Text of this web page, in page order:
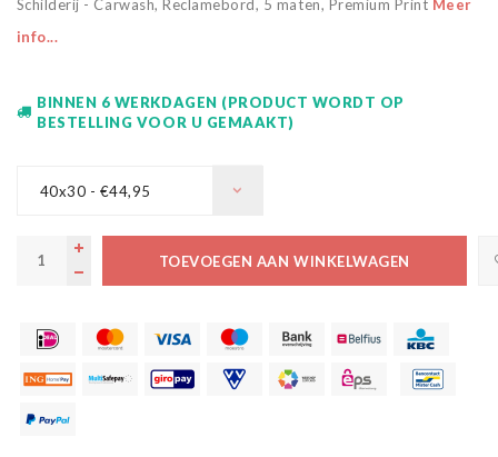
Schilderij - Carwash, Reclamebord, 5 maten, Premium Print Meer
info...
BINNEN 6 WERKDAGEN (PRODUCT WORDT OP
BESTELLING VOOR U GEMAAKT)
40x30 - €44,95
TOEVOEGEN AAN WINKELWAGEN